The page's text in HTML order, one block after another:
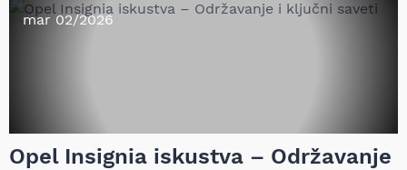
mar 02/2026
Opel Insignia iskustva – Održavanje